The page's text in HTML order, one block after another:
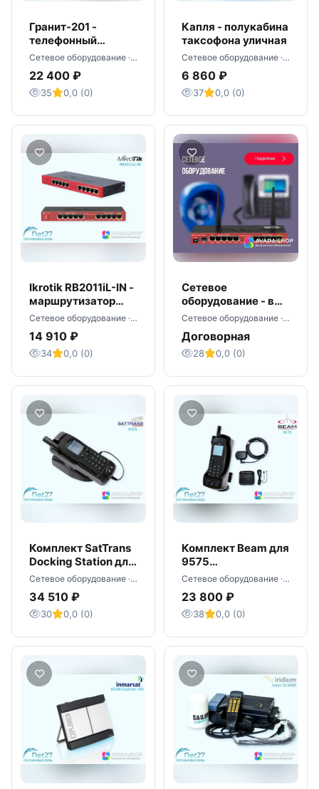
Гранит-201 -
телефонный
аппарат уличный
Сетевое оборудование · Москва
22 400 ₽
35 0,0 (0)
Капля - полукабина
таксофона уличная
Сетевое оборудование · Москва
6 860 ₽
37 0,0 (0)
Ikrotik RB2011iL-IN -
маршрутизатор
оптом
Сетевое оборудование · Москва
14 910 ₽
34 0,0 (0)
Сетевое
оборудование - в
наличии со складаСетевое оборудование · Москва
Договорная
28 0,0 (0)
Комплект SatTrans
Docking Station для
Iridium 9555
Сетевое оборудование · Москва
34 510 ₽
30 0,0 (0)
Комплект Beam для
9575
автомобильный -
Сетевое оборудование · Москва
23 800 ₽
38 0,0 (0)